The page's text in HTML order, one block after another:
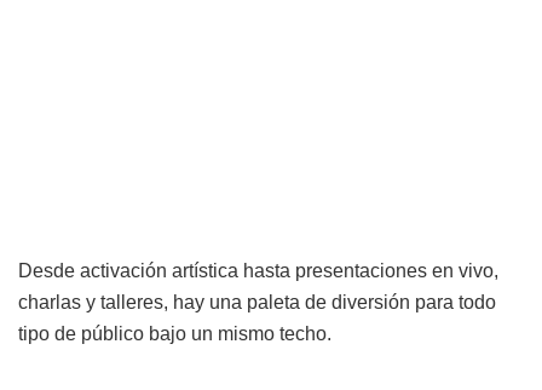
Desde activación artística hasta presentaciones en vivo,
charlas y talleres, hay una paleta de diversión para todo
tipo de público bajo un mismo techo.